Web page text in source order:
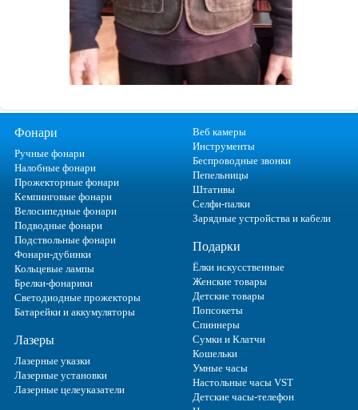
Фонари
Ручные фонари
Налобные фонари
Прожекторные фонари
Кемпинговые фонари
Велосипедные фонари
Подводные фонари
Подствольные фонари
Фонари-дубинки
Кольцевые лампы
Брелки-фонарики
Светодиодные прожекторы
Батарейки и аккумуляторы
Лазеры
Лазерные указки
Лазерные установки
Лазерные целеуказатели
Веб камеры
Инструменты
Беспроводные звонки
Пепельницы
Штативы
Селфи-палки
Зарядные устройства и кабели
Подарки
Ёлки искусственные
Женские товары
Детские товары
Попсокеты
Спиннеры
Сумки и Клатчи
Кошельки
Умные часы
Настольные часы VST
Детские часы-телефон